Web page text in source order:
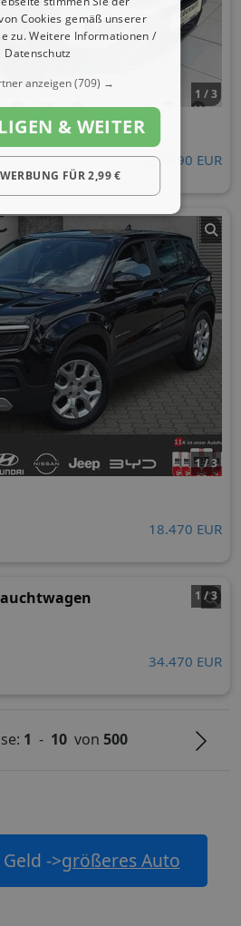
1 / 3
29.990 EUR
1 / 3
18.470 EUR
1 / 3
34.470 EUR
1 - 10 von500
->größeres Auto
Cookies gemäß unserer
zu.Weitere Informationen /
Datenschutz
anzeigen(709) →
& WEITER
FÜR 2,99 €